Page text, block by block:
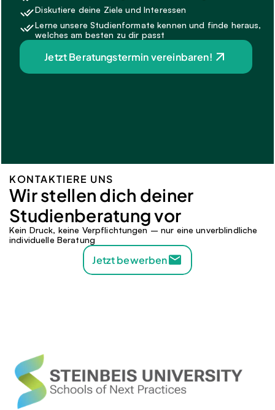
Diskutiere deine Ziele und Interessen
Lerne unsere Studienformate kennen und finde heraus,
welches am besten zu dir passt
Jetzt Beratungstermin vereinbaren!
KONTAKTIERE UNS
Wir stellen dich deiner
Studienberatung vor
Kein Druck, keine Verpflichtungen – nur eine unverblindliche
individuelle Beratung
Jetzt bewerben